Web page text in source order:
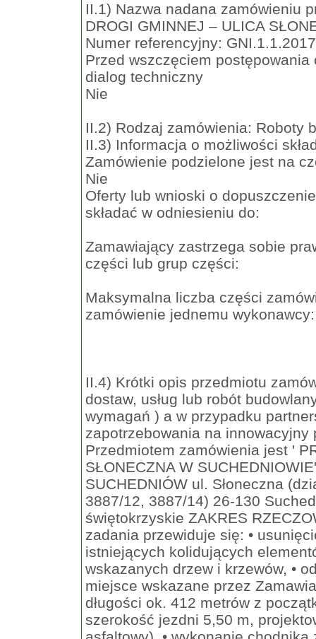
II.1) Nazwa nadana zamówieniu
DROGI GMINNEJ – ULICA
Numer referencyjny: GNI.1.1.2017
Przed wszczęciem
dialog techniczny
Nie
II.2) Rodzaj zamówienia: Roboty
II.3) Informacja o możliwości
Zamówienie podzielone jest na
Nie
Oferty lub wnioski o
składać w odniesieniu do:
Zamawiający zastrzega sobie
części lub grup części:
Maksymalna liczba części
zamówienie jednemu wykonawcy:
II.4) Krótki opis przedmiotu
dostaw, usług lub robót
wymagań ) a w przypadku
zapotrzebowania na innowacyjny
Przedmiotem zamówienia jest '
SŁONECZNA W
SUCHEDNIÓW ul. Słoneczna
3887/12, 3887/14) 26-130
świętokrzyskie ZAKRES
zadania przewiduje się: •
istniejących kolidujących
wskazanych drzew i krzewów, •
miejsce wskazane przez
długości ok. 412 metrów z
szerokość jezdni 5,50 m,